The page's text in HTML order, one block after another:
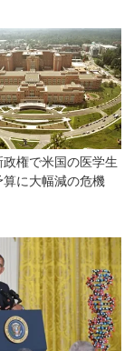
政権で米国の医学生
に大幅減の危機